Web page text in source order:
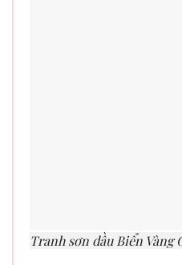
Tranh sơn dầu Biển Vàng